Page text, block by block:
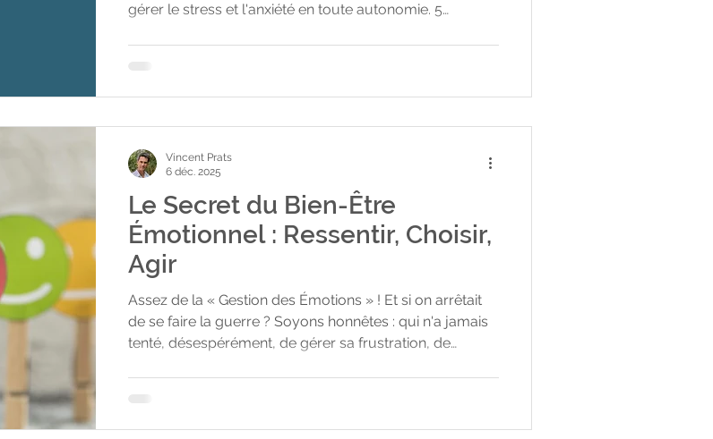
gérer le stress et l'anxiété en toute autonomie. 5
phobie — un accompagnement en EMDR ou hypnose
Le Secret du Bien-Être
Émotionnel : Ressentir, Choisir,
Agir
Assez de la « Gestion des Émotions » ! Et si on arrêtait
de se faire la guerre ? Soyons honnêtes : qui n'a jamais
tenté, désespérément, de gérer sa frustration, de
problèmes à "maîtriser". On peut avoir l'impression de
Vincent Prats
6 déc. 2025